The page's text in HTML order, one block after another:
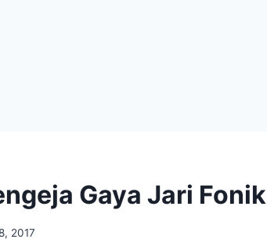
Gaya Jari Fonik
2017